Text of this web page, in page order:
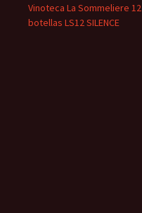
Vinoteca La Sommeliere 12
botellas LS12 SILENCE